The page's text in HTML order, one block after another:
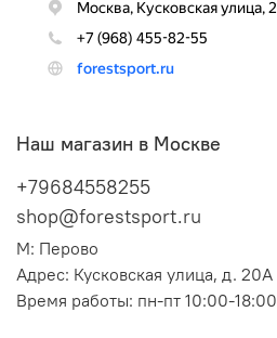
Наш магазин в Москве
+79684558255
shop@forestsport.ru
М: Перово
Адрес: Кусковская улица, д. 20А
Время работы: пн-пт 10:00-18:00